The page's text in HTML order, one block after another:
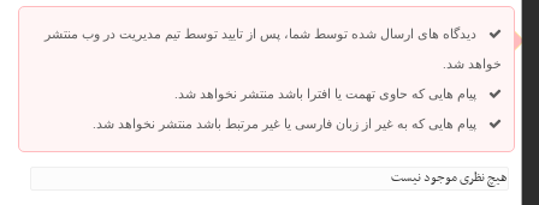
دیدگاه های ارسال شده توسط شما، پس از تایید توسط تیم مدیریت در وب منتشر
خواهد شد.
پیام هایی که حاوی تهمت یا افترا باشد منتشر نخواهد شد.
پیام هایی که به غیر از زبان فارسی یا غیر مرتبط باشد منتشر نخواهد شد.
هیچ نظری موجود نیست